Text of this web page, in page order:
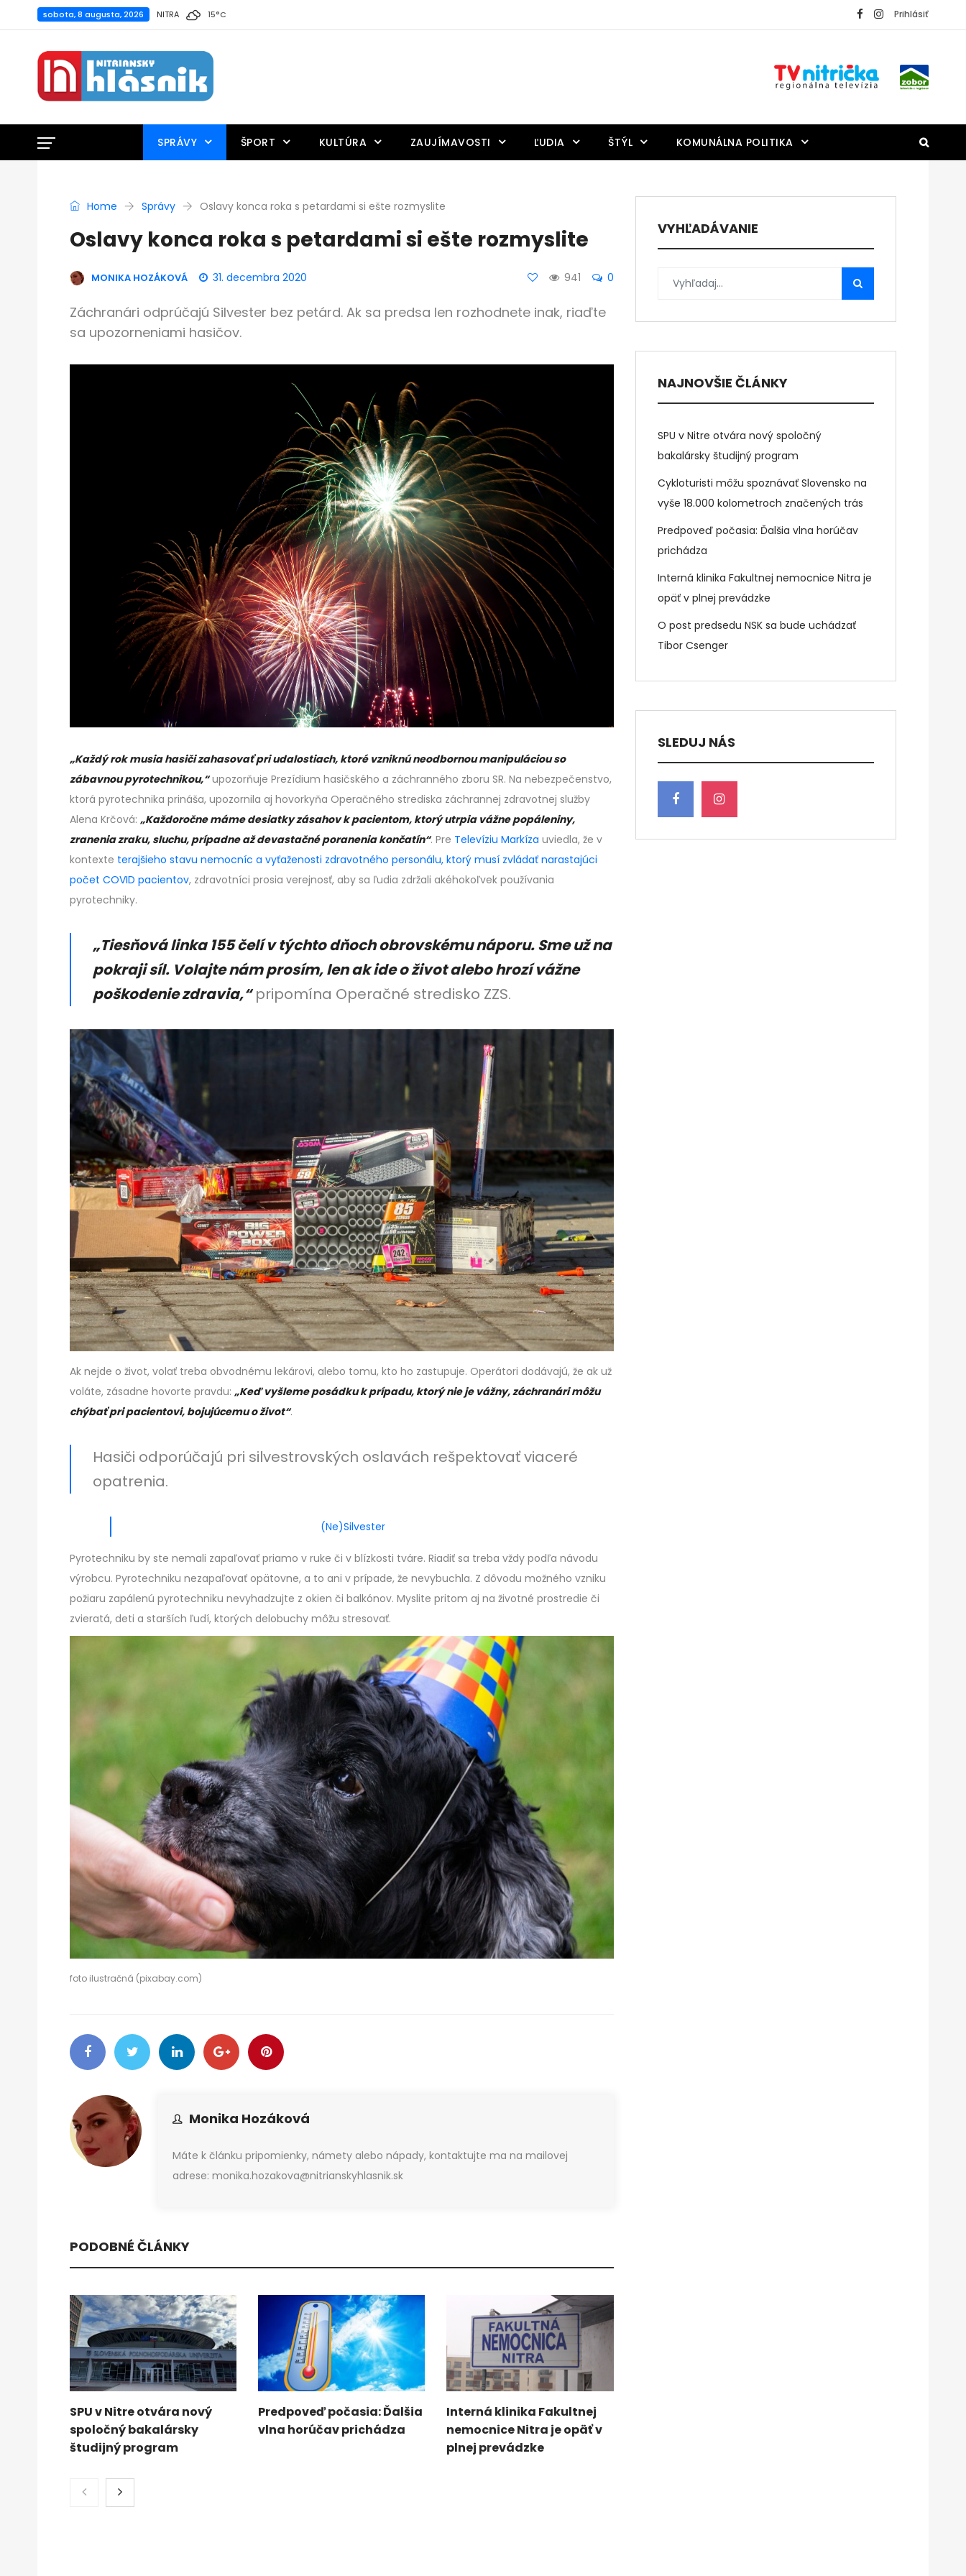
sobota, 8 augusta, 2026 NITRA 15°C Prihlásiť
SPRÁVY ŠPORT KULTÚRA ZAUJÍMAVOSTI ĽUDIA ŠTÝL KOMUNÁLNA POLITIKA
Home Správy Oslavy konca roka s petardami si ešte rozmyslite
Oslavy konca roka s petardami si ešte rozmyslite
MONIKA HOZÁKOVÁ 31. decembra 2020 941 0
Záchranári odprúčajú Silvester bez petárd. Ak sa predsa len rozhodnete inak, riaďte
sa upozorneniami hasičov.
„Každý rok musia hasiči zahasovať pri udalostiach, ktoré vzniknú neodbornou manipuláciou so
zábavnou pyrotechnikou,“upozorňuje Prezídium hasičského a záchranného zboru SR. Na nebezpečenstvo,
ktorá pyrotechnika prináša, upozornila aj hovorkyňa Operačného strediska záchrannej zdravotnej služby
Alena Krčová: „Každoročne máme desiatky zásahov k pacientom, ktorý utrpia vážne popáleniny,
zranenia zraku, sluchu, prípadne až devastačné poranenia končatín“. Pre Televíziu Markíza uviedla, že v
kontexte terajšieho stavu nemocníc a vyťaženosti zdravotného personálu, ktorý musí zvládať narastajúci
počet COVID pacientov, zdravotníci prosia verejnosť, aby sa ľudia zdržali akéhokoľvek používania
pyrotechniky.
„Tiesňová linka 155 čelí v týchto dňoch obrovskému náporu. Sme už na
pokraji síl. Volajte nám prosím, len ak ide o život alebo hrozí vážne
poškodenie zdravia,“pripomína Operačné stredisko ZZS.
Ak nejde o život, volať treba obvodnému lekárovi, alebo tomu, kto ho zastupuje. Operátori dodávajú, že ak už
voláte, zásadne hovorte pravdu: „Keď vyšleme posádku k prípadu, ktorý nie je vážny, záchranári môžu
chýbať pri pacientovi, bojujúcemu o život“.
Hasiči odporúčajú pri silvestrovských oslavách rešpektovať viaceré
opatrenia.
(Ne)Silvester
Pyrotechniku by ste nemali zapaľovať priamo v ruke či v blízkosti tváre. Riadiť sa treba vždy podľa návodu
výrobcu. Pyrotechniku nezapaľovať opätovne, a to ani v prípade, že nevybuchla. Z dôvodu možného vzniku
požiaru zapálenú pyrotechniku nevyhadzujte z okien či balkónov. Myslite pritom aj na životné prostredie či
zvieratá, deti a starších ľudí, ktorých delobuchy môžu stresovať.
foto ilustračná (pixabay.com)
Monika Hozáková
Máte k článku pripomienky, námety alebo nápady, kontaktujte ma na mailovej
adrese: monika.hozakova@nitrianskyhlasnik.sk
PODOBNÉ ČLÁNKY
SPU v Nitre otvára nový
spoločný bakalársky
študijný program
Predpoveď počasia: Ďalšia
vlna horúčav prichádza
Interná klinika Fakultnej
nemocnice Nitra je opäť v
plnej prevádzke
VYHĽADÁVANIE
NAJNOVŠIE ČLÁNKY
SPU v Nitre otvára nový spoločný
bakalársky študijný program
Cykloturisti môžu spoznávať Slovensko na
vyše 18.000 kolometroch značených trás
Predpoveď počasia: Ďalšia vlna horúčav
prichádza
Interná klinika Fakultnej nemocnice Nitra je
opäť v plnej prevádzke
O post predsedu NSK sa bude uchádzať
Tibor Csenger
SLEDUJ NÁS